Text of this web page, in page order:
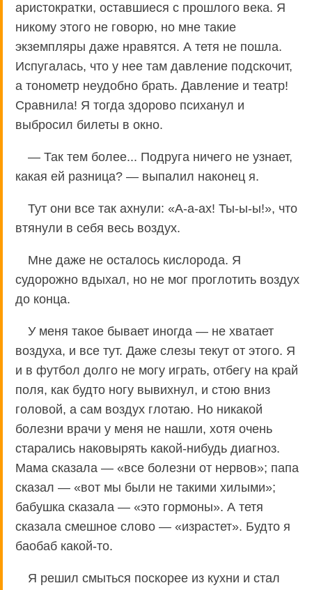
аристократки, оставшиеся с прошлого века. Я
никому этого не говорю, но мне такие
экземпляры даже нравятся. А тетя не пошла.
Испугалась, что у нее там давление подскочит,
а тонометр неудобно брать. Давление и театр!
Сравнила! Я тогда здорово психанул и
выбросил билеты в окно.
— Так тем более... Подруга ничего не узнает,
какая ей разница? — выпалил наконец я.
Тут они все так ахнули: «А-а-ах! Ты-ы-ы!», что
втянули в себя весь воздух.
Мне даже не осталось кислорода. Я
судорожно вдыхал, но не мог проглотить воздух
до конца.
У меня такое бывает иногда — не хватает
воздуха, и все тут. Даже слезы текут от этого. Я
и в футбол долго не могу играть, отбегу на край
поля, как будто ногу вывихнул, и стою вниз
головой, а сам воздух глотаю. Но никакой
болезни врачи у меня не нашли, хотя очень
старались наковырять какой-нибудь диагноз.
Мама сказала — «все болезни от нервов»; папа
сказал — «вот мы были не такими хилыми»;
бабушка сказала — «это гормоны». А тетя
сказала смешное слово — «израстет». Будто я
баобаб какой-то.
Я решил смыться поскорее из кухни и стал